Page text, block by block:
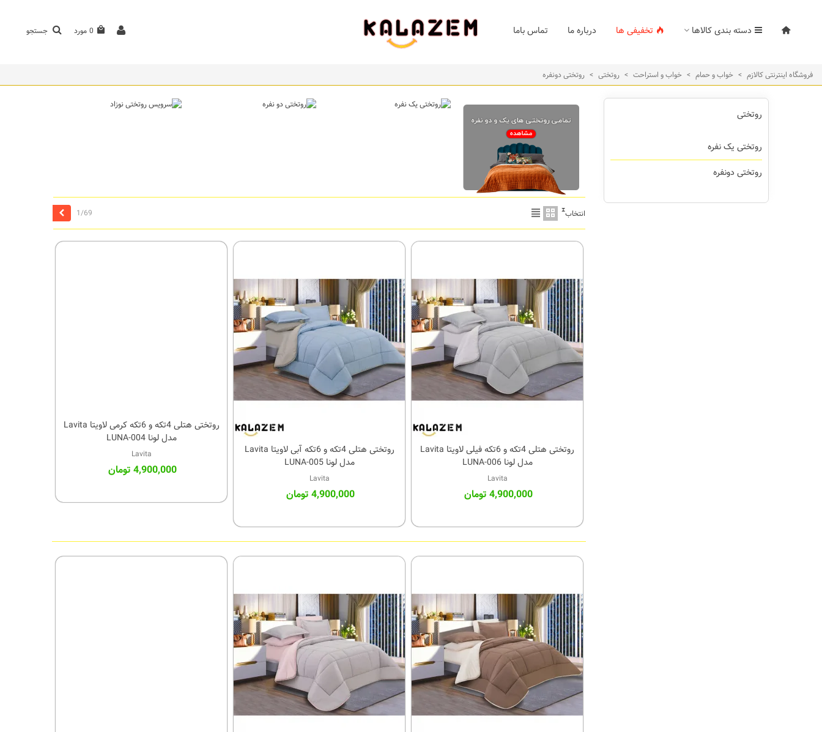
دسته بندی کالاها تخفیفی ها درباره ما تماس باما 0 مورد جستجو
فروشگاه اینترنتی کالازم > خواب و حمام > خواب و استراحت > روتختی > روتختی دونفره
روتختی
روتختی یک نفره
روتختی دونفره
انتخاب 1/69
کالای مورد علاقه
روتختی هتلی 4تکه و 6تکه فیلی لاویتا Lavita
مدل لونا LUNA-006
Lavita
4,900,000 تومان
کالای مورد علاقه
روتختی هتلی 4تکه و 6تکه آبی لاویتا Lavita
مدل لونا LUNA-005
Lavita
4,900,000 تومان
کالای مورد علاقه
روتختی هتلی 4تکه و 6تکه کرمی لاویتا Lavita
مدل لونا LUNA-004
Lavita
4,900,000 تومان